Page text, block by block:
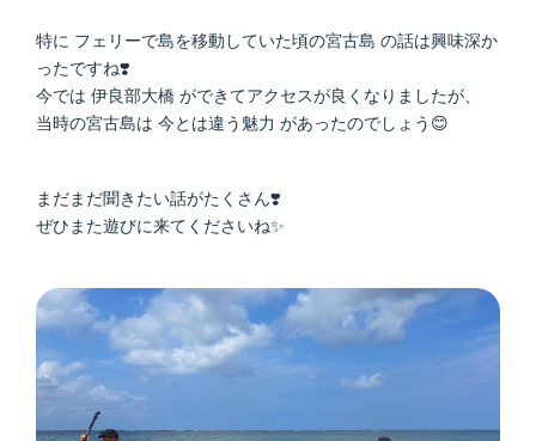
特に フェリーで島を移動していた頃の宮古島 の話は興味深か
ったですね❣️
今では 伊良部大橋 ができてアクセスが良くなりましたが、
当時の宮古島は 今とは違う魅力 があったのでしょう😊
まだまだ聞きたい話がたくさん❣️
ぜひまた遊びに来てくださいね✨